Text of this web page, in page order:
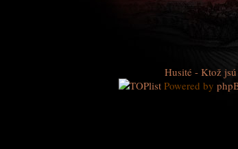
Husité - Ktož
Powered by